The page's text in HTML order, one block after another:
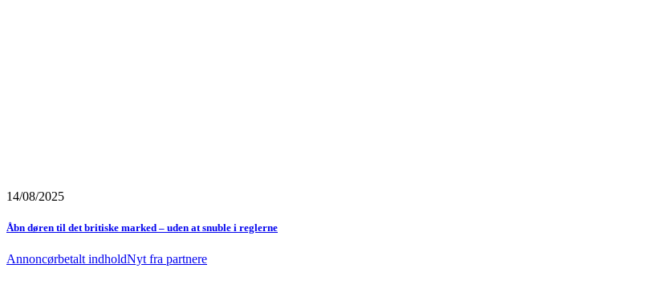
14/08/2025
Åbn døren til det britiske marked – uden at snuble i reglerne
Annoncørbetalt indholdNyt fra partnere